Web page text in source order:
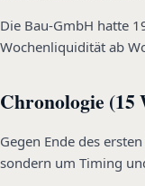
Die Bau-GmbH hatte
Wochenliquidität ab
Chronologie (15
Gegen Ende des
sondern um Timing